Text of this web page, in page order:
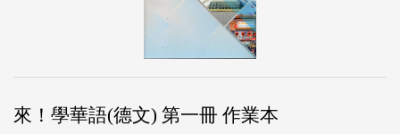
來！學華語(德文) 第一冊 作業本